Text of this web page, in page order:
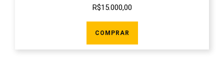
R$15.000,00
COMPRAR